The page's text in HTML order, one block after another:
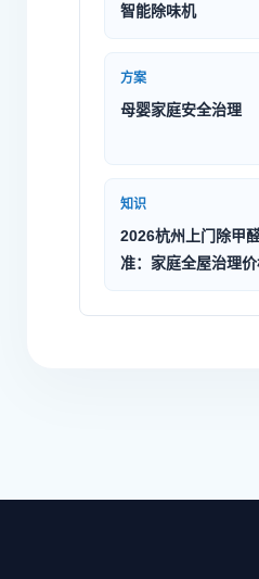
智能除味机
方案
母婴家庭安全治理
知识
2026杭州上门除甲
准：家庭全屋治理